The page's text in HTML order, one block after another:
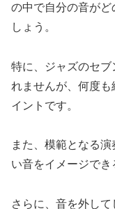
の中で自分の音がど
しょう。
特に、ジャズのセ
れませんが、何度
イントです。
また、模範となる
い音をイメージでき
さらに、音を外し